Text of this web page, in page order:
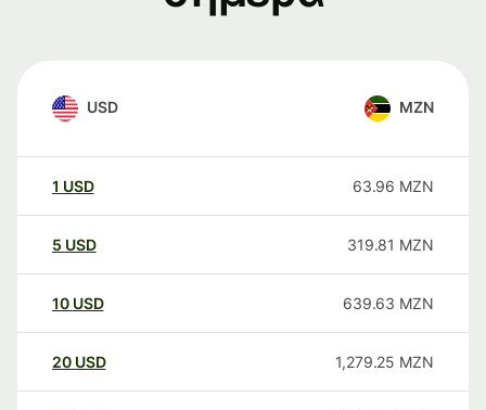
USD MZN
1 USD 63.96 MZN
5 USD 319.81 MZN
10 USD 639.63 MZN
20 USD 1,279.25 MZN